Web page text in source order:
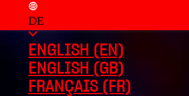
DE
ENGLISH (EN)
ENGLISH (GB)
FRANÇAIS (FR)